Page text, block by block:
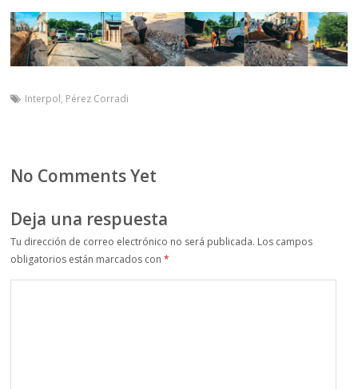
Interpol, Pérez Corradi
No Comments Yet
Deja una respuesta
Tu dirección de correo electrónico no será publicada. Los campos
obligatorios están marcados con*